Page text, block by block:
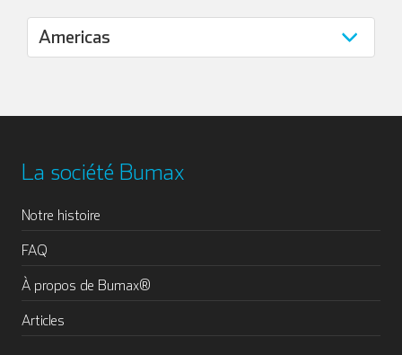
La société Bumax
Notre histoire
FAQ
À propos de Bumax®
Articles